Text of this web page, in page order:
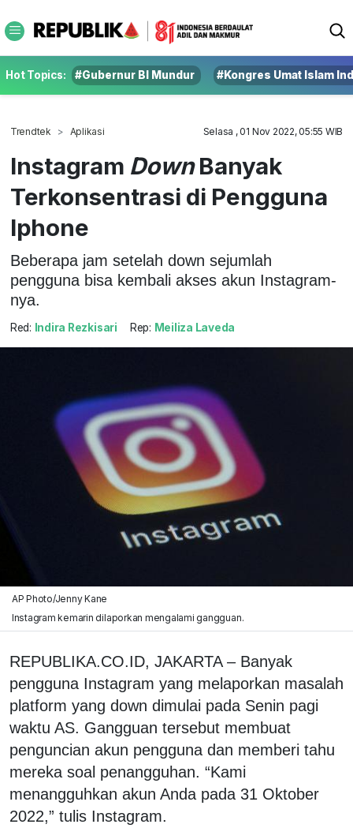
Hot Topics: #Gubernur BI Mundur #Kongres Umat Islam
Trendtek Aplikasi Selasa , 01 Nov 2022, 05:55 WIB
Instagram DownBanyak
Terkonsentrasi di Pengguna
Iphone
Beberapa jam setelah down sejumlah
pengguna bisa kembali akses akun Instagram-
nya.
Red: Indira Rezkisari Rep: Meiliza Laveda
AP Photo/Jenny Kane
Instagram kemarin dilaporkan mengalami gangguan.
REPUBLIKA.CO.ID, JAKARTA – Banyak
pengguna Instagram yang melaporkan masalah
platform yang down dimulai pada Senin pagi
waktu AS. Gangguan tersebut membuat
penguncian akun pengguna dan memberi tahu
mereka soal penangguhan. “Kami
menangguhkan akun Anda pada 31 Oktober
2022,” tulis Instagram.